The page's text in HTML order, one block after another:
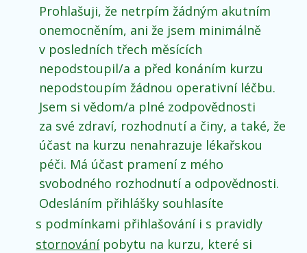
Prohlašuji, že netrpím žádným akutním
onemocněním, ani že jsem minimálně
v posledních třech měsících
nepodstoupil/a a před konáním kurzu
nepodstoupím žádnou operativní léčbu.
Jsem si vědom/a plné zodpovědnosti
za své zdraví, rozhodnutí a činy, a také, že
účast na kurzu nenahrazuje lékařskou
péči. Má účast pramení z mého
svobodného rozhodnutí a odpovědnosti.
Odesláním přihlášky souhlasíte
s podmínkami přihlašování i s pravidly
stornovánípobytu na kurzu, které si